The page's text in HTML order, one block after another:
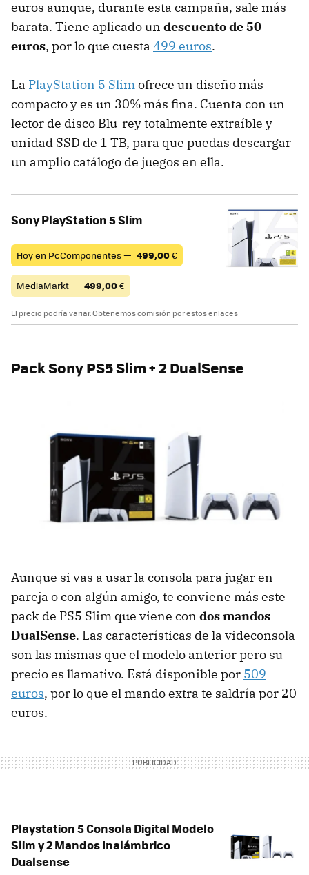
euros aunque, durante esta campaña, sale más
barata. Tiene aplicado un descuento de 50
euros, por lo que cuesta 499 euros.
La PlayStation 5 Slimofrece un diseño más
compacto y es un 30% más fina. Cuenta con un
lector de disco Blu-rey totalmente extraíble y
unidad SSD de 1 TB, para que puedas descargar
un amplio catálogo de juegos en ella.
Sony PlayStation 5 Slim
Hoy en PcComponentes — 499,00€
MediaMarkt — 499,00€
El precio podría variar. Obtenemos comisión por estos enlaces
Pack Sony PS5 Slim + 2 DualSense
Aunque si vas a usar la consola para jugar en
pareja o con algún amigo, te conviene más este
pack de PS5 Slim que viene con dos mandos
DualSense. Las características de la videconsola
son las mismas que el modelo anterior pero su
precio es llamativo. Está disponible por 509
euros, por lo que el mando extra te saldría por 20
euros.
Playstation 5 Consola Digital Modelo
Slim y 2 Mandos Inalámbrico
Dualsense